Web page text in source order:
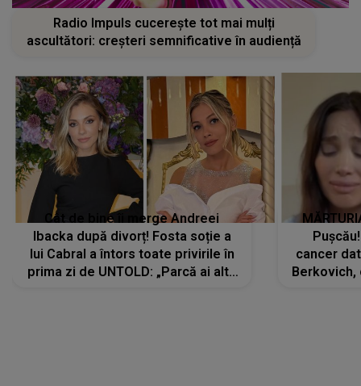
Radio Impuls cucerește tot mai mulți
ascultători: creșteri semnificative în audiență
Cât de bine îi merge Andreei
Ibacka după divorț! Fosta soție a
lui Cabral a întors toate privirile în
prima zi de UNTOLD: „Parcă ai altă
cancer